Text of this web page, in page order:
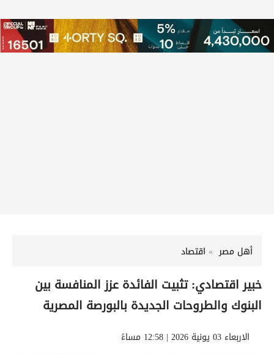
أهل مصر اقتصاد
خبير اقتصادي: تثبيت الفائدة عزز المنافسة بين
البنوك والطروحات الجديدة بالبورصة المصرية
الاربعاء 03 يونية 2026 | 12:58 مساءً